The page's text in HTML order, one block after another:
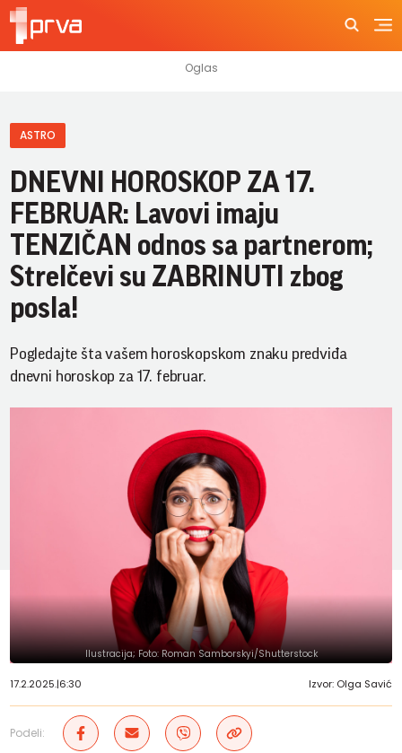
ASTRO
DNEVNI HOROSKOP ZA 17.
FEBRUAR: Lavovi imaju
TENZIČAN odnos sa partnerom;
Strelčevi su ZABRINUTI zbog
posla!
Pogledajte šta vašem horoskopskom znaku predviđa
dnevni horoskop za 17. februar.
Ilustracija; Foto: Roman Samborskyi/Shutterstock
17.2.2025.|6:30 Izvor: Olga Savić
Podeli: